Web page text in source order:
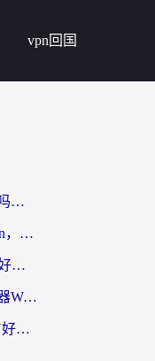
vpn回国
海外党必看：迅游VPN好用吗？和番茄加速器VPN对比哪个回国效果更好？
海外党必看：如何选对cn vpn，轻松解锁国内影音游戏？
海外党必看：ChickCN VPN好用吗？和星河VPN对比哪个回国效果更好？附真实体验+避坑指南
海外党必看：免费VPN加速器Windows版怎么选？附真实测评与无缝访问国内资源指南
海外党必看：快帆TV版VPN好用吗？和hi龟龟VPN对比哪个回国效果更好？附免费加速器选择指南